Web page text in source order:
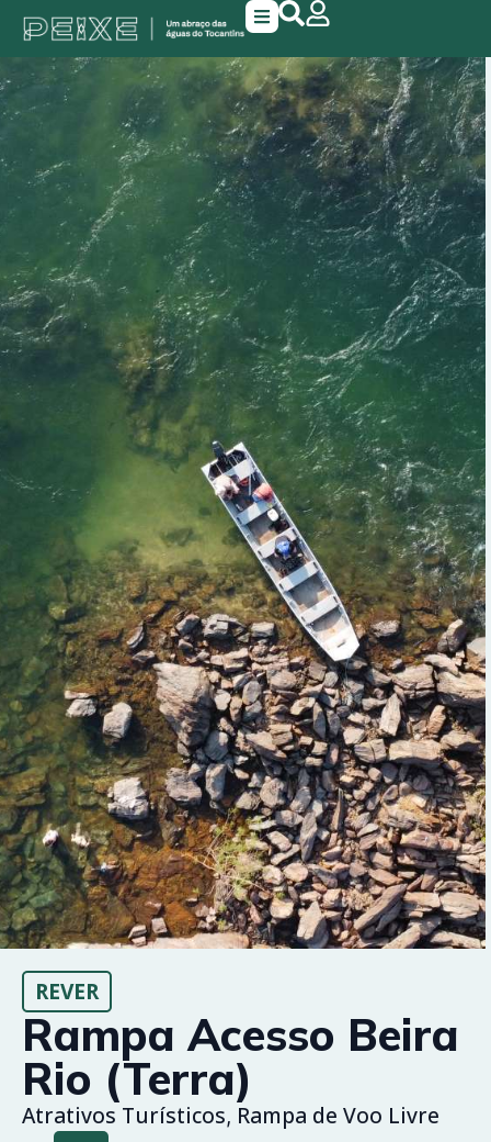
REVER
Rampa Acesso Beira
Rio (Terra)
Atrativos Turísticos, Rampa de Voo Livre